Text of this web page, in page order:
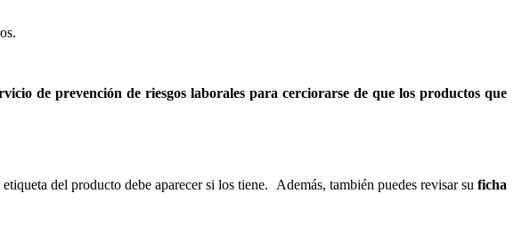
de prevención de riesgos laborales para cerciorarse de que los productos que
del producto debe aparecer si los tiene. Además, también puedes revisar suficha